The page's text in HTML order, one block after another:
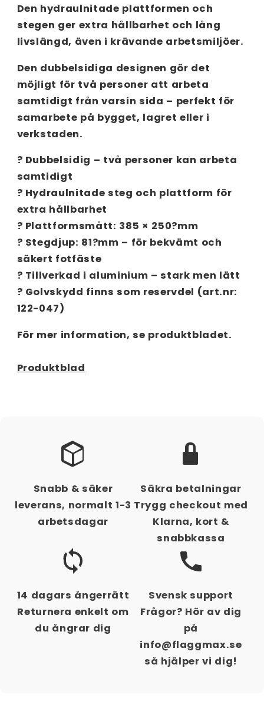
Den hydraulnitade plattformen och
stegen ger extra hållbarhet och lång
livslängd, även i krävande arbetsmiljöer.
Den dubbelsidiga designen gör det
möjligt för två personer att arbeta
samtidigt från varsin sida – perfekt för
samarbete på bygget, lagret eller i
verkstaden.
? Dubbelsidig – två personer kan arbeta
samtidigt
? Hydraulnitade steg och plattform för
extra hållbarhet
? Plattformsmått: 385 × 250?mm
? Stegdjup: 81?mm – för bekvämt och
säkert fotfäste
? Tillverkad i aluminium – stark men lätt
? Golvskydd finns som reservdel (art.nr:
122-047)
För mer information, se produktbladet.
Produktblad
Snabb & säker
leverans, normalt 1-3
arbetsdagar
Säkra betalningar
Trygg checkout med
Klarna, kort &
snabbkassa
14 dagars ångerrätt
Returnera enkelt om
du ångrar dig
Svensk support
Frågor? Hör av dig
på
info@flaggmax.se
så hjälper vi dig!